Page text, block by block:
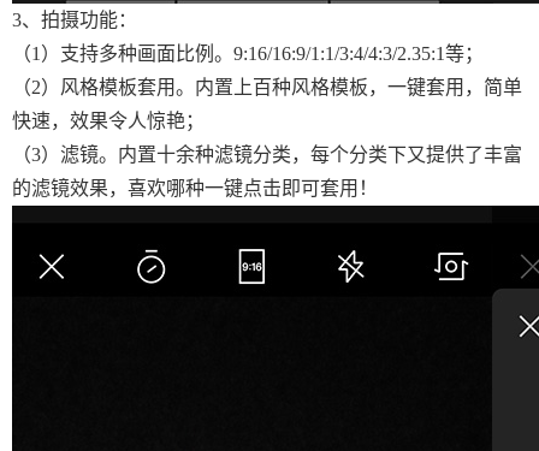
3、拍摄功能：
（1）支持多种画面比例。9:16/16:9/1:1/3:4/4:3/2.35:1等；
（2）风格模板套用。内置上百种风格模板，一键套用，简单
快速，效果令人惊艳；
（3）滤镜。内置十余种滤镜分类，每个分类下又提供了丰富
的滤镜效果，喜欢哪种一键点击即可套用！